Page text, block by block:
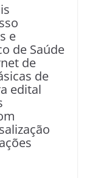
e
de Saúde
de
de
edital